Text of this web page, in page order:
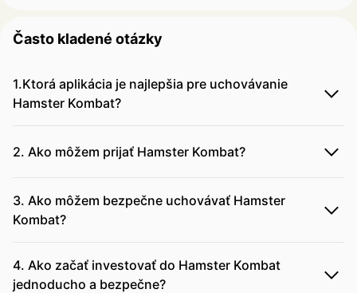
Často kladené otázky
1.Ktorá aplikácia je najlepšia pre uchovávanie
Hamster Kombat?
2. Ako môžem prijať Hamster Kombat?
3. Ako môžem bezpečne uchovávať Hamster
Kombat?
4. Ako začať investovať do Hamster Kombat
jednoducho a bezpečne?